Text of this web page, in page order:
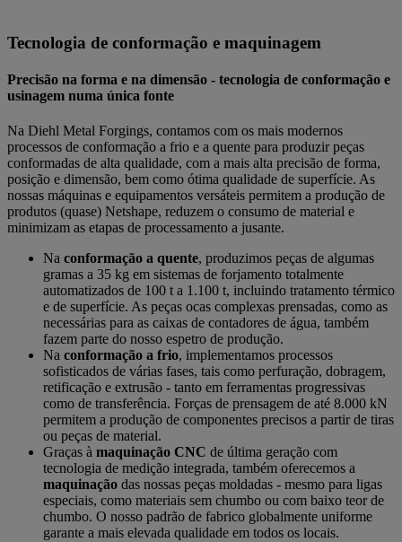
Tecnologia de conformação e maquinagem
Precisão na forma e na dimensão - tecnologia de conformação e
usinagem numa única fonte
Na Diehl Metal Forgings, contamos com os mais modernos
processos de conformação a frio e a quente para produzir peças
conformadas de alta qualidade, com a mais alta precisão de forma,
posição e dimensão, bem como ótima qualidade de superfície. As
nossas máquinas e equipamentos versáteis permitem a produção de
produtos (quase) Netshape, reduzem o consumo de material e
minimizam as etapas de processamento a jusante.
Na conformação a quente, produzimos peças de algumas
gramas a 35 kg em sistemas de forjamento totalmente
automatizados de 100 t a 1.100 t, incluindo tratamento térmico
e de superfície. As peças ocas complexas prensadas, como as
necessárias para as caixas de contadores de água, também
fazem parte do nosso espetro de produção.
Na conformação a frio, implementamos processos
sofisticados de várias fases, tais como perfuração, dobragem,
retificação e extrusão - tanto em ferramentas progressivas
como de transferência. Forças de prensagem de até 8.000 kN
permitem a produção de componentes precisos a partir de tiras
ou peças de material.
Graças à maquinação CNC de última geração com
tecnologia de medição integrada, também oferecemos a
maquinação das nossas peças moldadas - mesmo para ligas
especiais, como materiais sem chumbo ou com baixo teor de
chumbo. O nosso padrão de fabrico globalmente uniforme
garante a mais elevada qualidade em todos os locais.